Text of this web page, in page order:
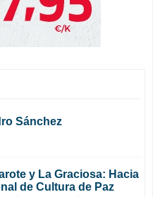
Sánchez
y La Graciosa: Hacia
de Cultura de Paz